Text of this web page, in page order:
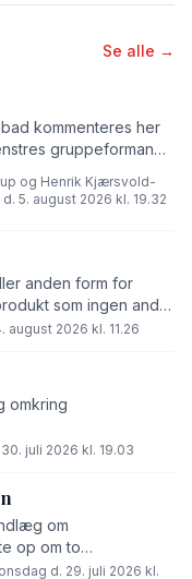
Se alle →
kommenteres her
gruppeformand
og Henrik Kjærsvold-
5. august 2026 kl. 19.32
anden form for
som ingen andre
Ole Storgaard i
august 2026 kl. 11.26
omkring
juli 2026 kl. 19.03
om
op om to
d. 29. juli 2026 kl.